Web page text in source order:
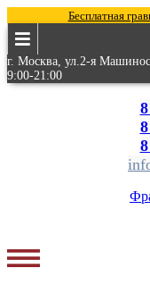
Бесплатная
г. Москва, ул.2-я
9:00-21:00